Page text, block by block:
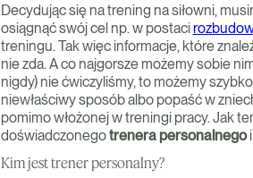
Decydując się na trening na siłowni,
osiągnąć swój cel np. w postaci
treningu. Tak więc informacje, które
nie zda. A co najgorsze możemy sobie
nigdy) nie ćwiczyliśmy, to możemy
niewłaściwy sposób albo popaść w
pomimo włożonej w treningi pracy. Jak
doświadczonegotrenera personalnegoi
Kim jest trener personalny?